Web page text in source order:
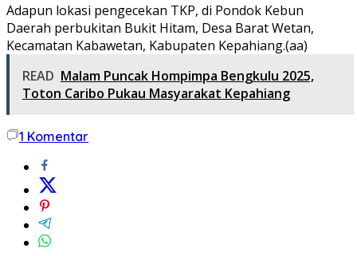
Adapun lokasi pengecekan TKP, di Pondok Kebun
Daerah perbukitan Bukit Hitam, Desa Barat Wetan,
Kecamatan Kabawetan, Kabupaten Kepahiang.(aa)
READ Malam Puncak Hompimpa Bengkulu 2025,
Toton Caribo Pukau Masyarakat Kepahiang
1 Komentar